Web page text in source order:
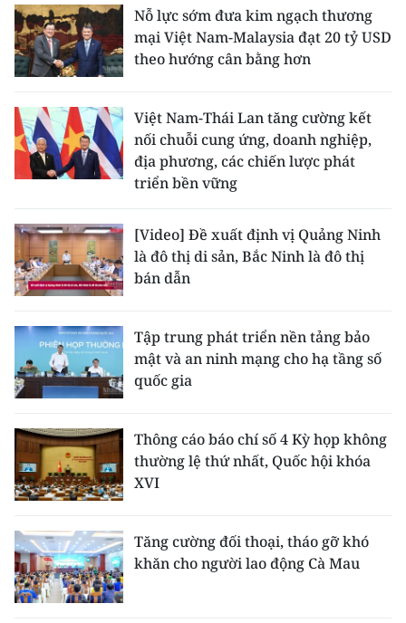
Nỗ lực sớm đưa kim ngạch thương
mại Việt Nam-Malaysia đạt 20 tỷ USD
theo hướng cân bằng hơn
Việt Nam-Thái Lan tăng cường kết
nối chuỗi cung ứng, doanh nghiệp,
địa phương, các chiến lược phát
triển bền vững
[Video] Đề xuất định vị Quảng Ninh
là đô thị di sản, Bắc Ninh là đô thị
bán dẫn
Tập trung phát triển nền tảng bảo
mật và an ninh mạng cho hạ tầng số
quốc gia
Thông cáo báo chí số 4 Kỳ họp không
thường lệ thứ nhất, Quốc hội khóa
XVI
Tăng cường đối thoại, tháo gỡ khó
khăn cho người lao động Cà Mau